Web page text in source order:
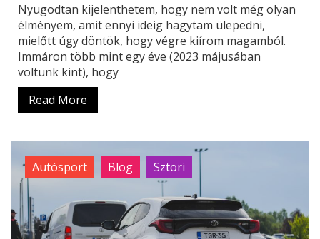
Nyugodtan kijelenthetem, hogy nem volt még olyan
élményem, amit ennyi ideig hagytam ülepedni,
mielőtt úgy döntök, hogy végre kiírom magamból.
Immáron több mint egy éve (2023 májusában
voltunk kint), hogy
Read More
Autósport Blog Sztori